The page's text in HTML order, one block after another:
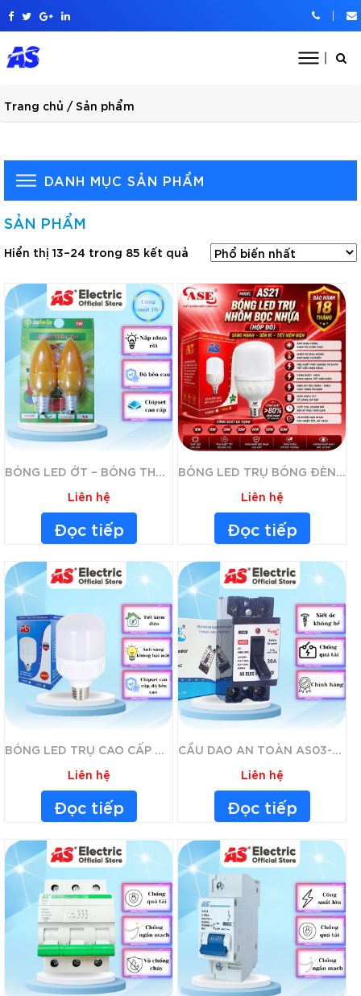
Trang chủ / Sản phẩm
DANH MỤC SẢN PHẨM
SẢN PHẨM
Hiển thị 13–24 trong 85 kết quả
BÓNG LED ỚT – BÓNG THẦN TÀI, LED CÀ NA AS
Liên hệ
Đọc tiếp
BÓNG LED TRỤ BÓNG ĐÈN LED ASE TỪ 10W ĐẾN 60W – HỘP ĐỎ – TIẾT KIỆM ĐIỆN, ĐỘ BỀN CAO KHÔNG HẠI MẮT
Liên hệ
Đọc tiếp
BÓNG LED TRỤ CAO CẤP ASE HỘP XANH AS19-5W
Liên hệ
Đọc tiếp
CẦU DAO AN TOÀN AS03-40A
Liên hệ
Đọc tiếp